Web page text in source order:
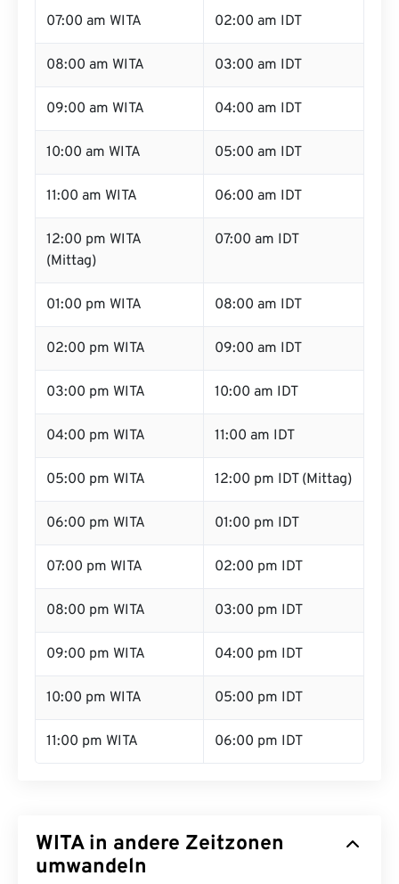
07:00 am WITA 02:00 am IDT
08:00 am WITA 03:00 am IDT
09:00 am WITA 04:00 am IDT
10:00 am WITA 05:00 am IDT
11:00 am WITA 06:00 am IDT
12:00 pm WITA
(Mittag)
07:00 am IDT
01:00 pm WITA 08:00 am IDT
02:00 pm WITA 09:00 am IDT
03:00 pm WITA 10:00 am IDT
04:00 pm WITA 11:00 am IDT
05:00 pm WITA 12:00 pm IDT (Mittag)
06:00 pm WITA 01:00 pm IDT
07:00 pm WITA 02:00 pm IDT
08:00 pm WITA 03:00 pm IDT
09:00 pm WITA 04:00 pm IDT
10:00 pm WITA 05:00 pm IDT
11:00 pm WITA 06:00 pm IDT
WITA in andere Zeitzonen
umwandeln